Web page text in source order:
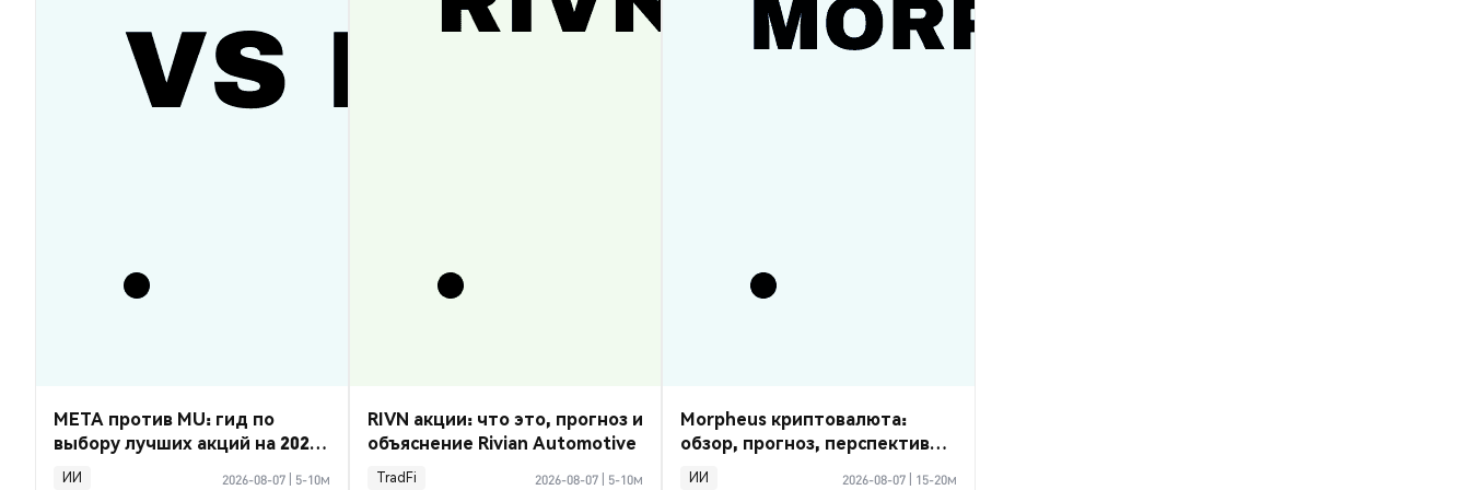
META против MU: гид по
выбору лучших акций на 2026
год
ИИ 2026-08-07 5-10м
RIVN акции: что это, прогноз и
объяснение Rivian Automotive
TradFi 2026-08-07 5-10м
Morpheus криптовалюта:
обзор, прогноз, перспективы
2026
ИИ 2026-08-07 15-20м